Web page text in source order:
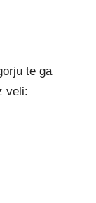
te ga
veli: